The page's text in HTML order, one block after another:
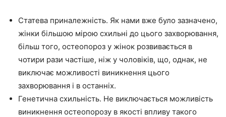
Статева приналежність. Як нами вже було зазначено,
жінки більшою мірою схильні до цього захворювання,
більш того, остеопороз у жінок розвивається в
чотири рази частіше, ніж у чоловіків, що, однак, не
виключає можливості виникнення цього
захворювання і в останніх.
Генетична схильність. Не виключається можливість
виникнення остеопорозу в якості впливу такого